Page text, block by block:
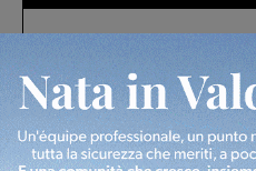
Piscina di Figline
Pnrr, il gruppo di
ringraziamento al
Cronaca 3 Agosto 2026